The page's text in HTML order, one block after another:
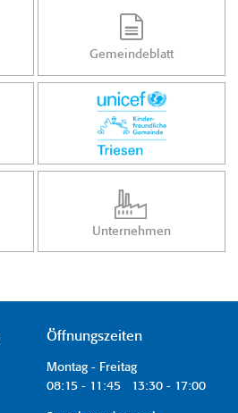
Gemeindeblatt
Unternehmen
Öffnungszeiten
Montag - Freitag
08:15 - 11:45 13:30 - 17:00